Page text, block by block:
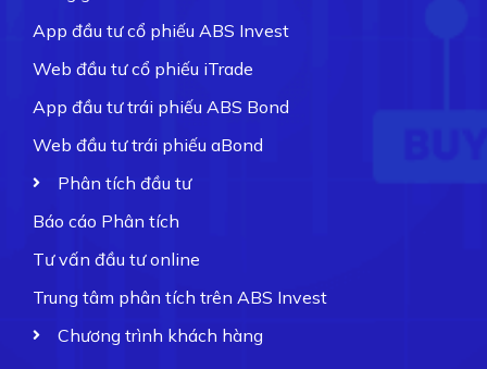
App đầu tư cổ phiếu ABS Invest
Web đầu tư cổ phiếu iTrade
App đầu tư trái phiếu ABS Bond
Web đầu tư trái phiếu aBond
Phân tích đầu tư
Báo cáo Phân tích
Tư vấn đầu tư online
Trung tâm phân tích trên ABS Invest
Chương trình khách hàng